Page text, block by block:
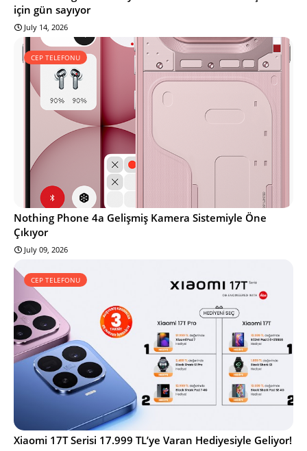
için gün sayıyor
July 14, 2026
CEP TELEFONU
Nothing Phone 4a Gelişmiş Kamera Sistemiyle Öne
Çıkıyor
July 09, 2026
CEP TELEFONU
Xiaomi 17T Serisi 17.999 TL’ye Varan Hediyesiyle Geliyor!